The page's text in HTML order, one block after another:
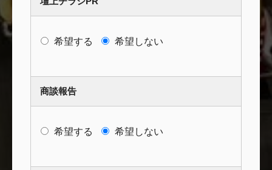
希望する 希望しない
商談報告
希望する 希望しない